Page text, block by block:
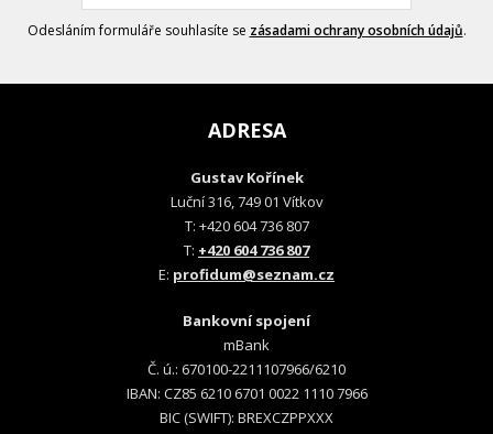
Odesláním formuláře souhlasíte se zásadami ochrany osobních údajů.
ADRESA
Gustav Kořínek
Luční 316, 749 01 Vítkov
T: +420 604 736 807
T: +420 604 736 807
E: profidum@seznam.cz
Bankovní spojení
mBank
Č. ú.: 670100-2211107966/6210
IBAN: CZ85 6210 6701 0022 1110 7966
BIC (SWIFT): BREXCZPPXXX